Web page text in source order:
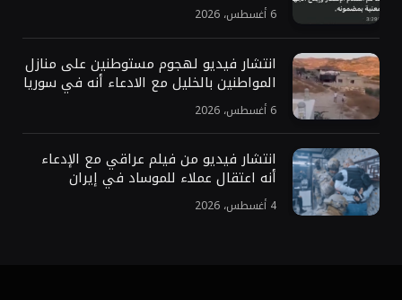
6 أغسطس، 2026
انتشار فيديو لهجوم مستوطنين على منازل
المواطنين بالخليل مع الادعاء أنه في سوريا
6 أغسطس، 2026
انتشار فيديو من فيلم عراقي مع الإدعاء
أنه اعتقال عملاء للموساد في إيران
4 أغسطس، 2026